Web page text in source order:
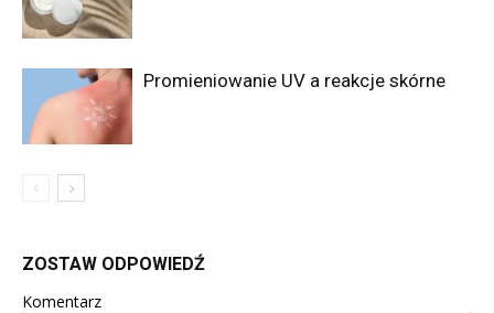
Promieniowanie UV a reakcje skórne
ZOSTAW ODPOWIEDŹ
Komentarz